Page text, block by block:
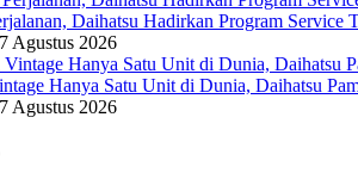
Daihatsu Hadirkan Program
7 Agustus 2026
Hanya Satu Unit di Dunia, Daihatsu
7 Agustus 2026